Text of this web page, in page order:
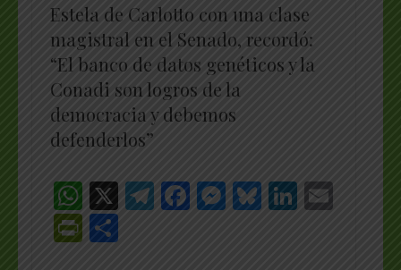
Estela de Carlotto con una clase
magistral en el Senado, recordó:
“El banco de datos genéticos y la
Conadi son logros de la
democracia y debemos
defenderlos”
WhatsApp
X Telegram
Facebook
Messenger
Bluesky
PrintFriendly